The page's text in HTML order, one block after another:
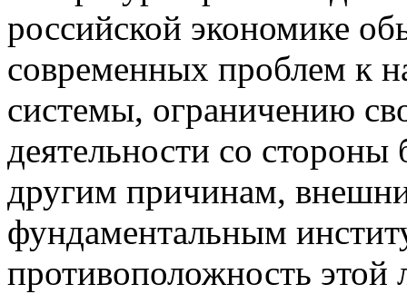
российской экономике
современных проблем к
системы, ограничению
деятельности со
другим причинам,
фундаментальным
противоположность этой